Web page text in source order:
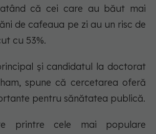
că cei care au băut mai
de cafeaua pe zi au un risc de
cu 53%.
și candidatul la doctorat
spune că cercetarea oferă
pentru sănătatea publică.
printre cele mai populare